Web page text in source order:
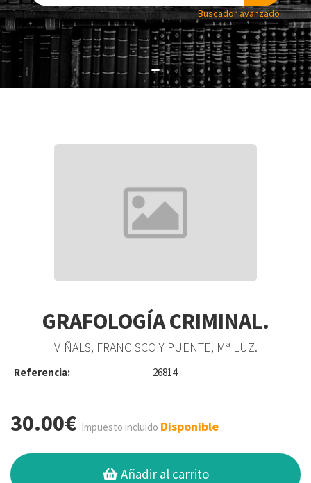
Buscador avanzado
GRAFOLOGÍA CRIMINAL.
VIÑALS, FRANCISCO Y PUENTE, Mª LUZ.
Referencia: 26814
30.00€ Impuesto incluido Disponible
Añadir al carrito